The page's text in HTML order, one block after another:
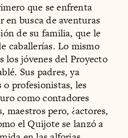
que se enfrenta
busca de aventuras
de su familia, que le
caballerías. Lo mismo
los jóvenes del Proyecto
Sus padres, ya
o profesionistas, les
como contadores
maestros pero, ¿actores,
el Quijote se lanzó a